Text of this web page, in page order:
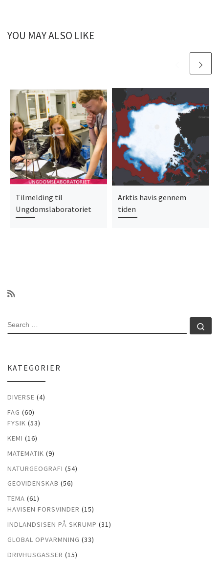
YOU MAY ALSO LIKE
Tilmelding til
Ungdomslaboratoriet
Arktis havis gennem
tiden
SEARCH
KATEGORIER
DIVERSE (4)
FAG (60)
FYSIK (53)
KEMI (16)
MATEMATIK (9)
NATURGEOGRAFI (54)
GEOVIDENSKAB (56)
TEMA (61)
HAVISEN FORSVINDER (15)
INDLANDSISEN PÅ SKRUMP (31)
GLOBAL OPVARMNING (33)
DRIVHUSGASSER (15)